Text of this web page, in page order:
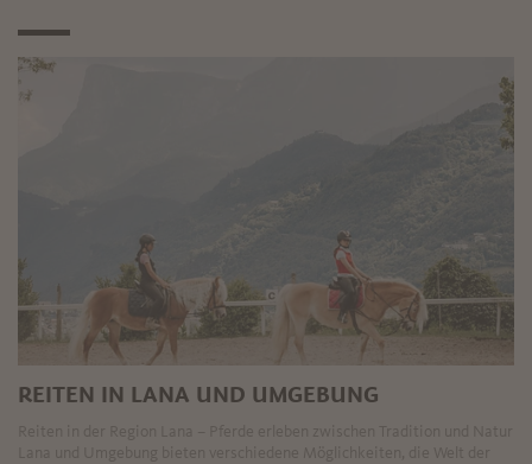
REITEN IN LANA UND UMGEBUNG